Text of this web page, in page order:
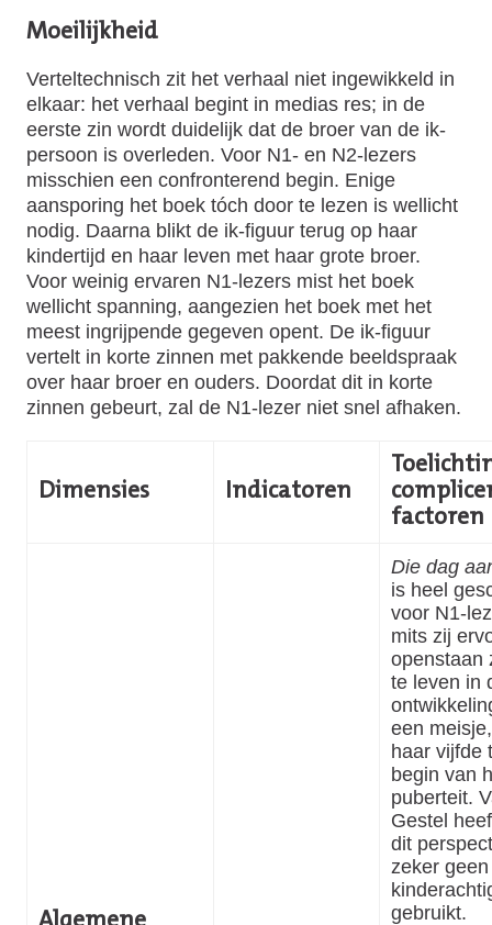
Moeilijkheid
Verteltechnisch zit het verhaal niet ingewikkeld in
elkaar: het verhaal begint in medias res; in de
eerste zin wordt duidelijk dat de broer van de ik-
persoon is overleden. Voor N1- en N2-lezers
misschien een confronterend begin. Enige
aansporing het boek tóch door te lezen is wellicht
nodig. Daarna blikt de ik-figuur terug op haar
kindertijd en haar leven met haar grote broer.
Voor weinig ervaren N1-lezers mist het boek
wellicht spanning, aangezien het boek met het
meest ingrijpende gegeven opent. De ik-figuur
vertelt in korte zinnen met pakkende beeldspraak
over haar broer en ouders. Doordat dit in korte
zinnen gebeurt, zal de N1-lezer niet snel afhaken.
Dimensies Indicatoren
factoren
Die dag
is heel
voor N1-
mits zij
openstaan
te leven in
een
haar vijfde
begin van
puberteit.
Gestel
dit
zeker geen
gebruikt.